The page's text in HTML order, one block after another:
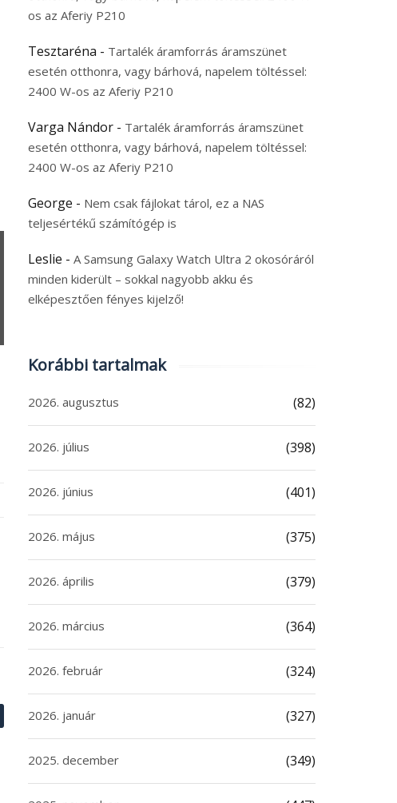
Megérkezett a Nothing
os az Aferiy P210
Tesztaréna - Tartalék áramforrás áramszünet
esetén otthonra, vagy bárhová, napelem töltéssel:
2400 W-os az Aferiy P210
Varga Nándor - Tartalék áramforrás áramszünet
esetén otthonra, vagy bárhová, napelem töltéssel:
2400 W-os az Aferiy P210
George - Nem csak fájlokat tárol, ez a NAS
teljesértékű számítógép is
Leslie - A Samsung Galaxy Watch Ultra 2 okosóráról
minden kiderült – sokkal nagyobb akku és
elképesztően fényes kijelző!
Korábbi tartalmak
2026. augusztus (82)
2026. július (398)
2026. június (401)
2026. május (375)
2026. április (379)
2026. március (364)
2026. február (324)
2026. január (327)
2025. december (349)